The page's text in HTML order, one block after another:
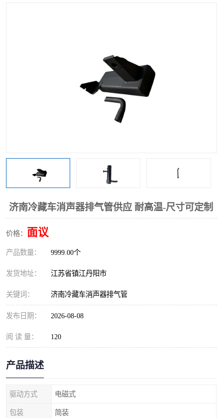
济南冷藏车消声器排气管供应 耐高温-尺寸可定制
价格： 面议
产品数量： 9999.00个
发货地址： 江苏省镇江丹阳市
关键词： 济南冷藏车消声器排气管
发布日期： 2026-08-08
阅 读 量： 120
产品描述
驱动方式 电磁式
包装 简装